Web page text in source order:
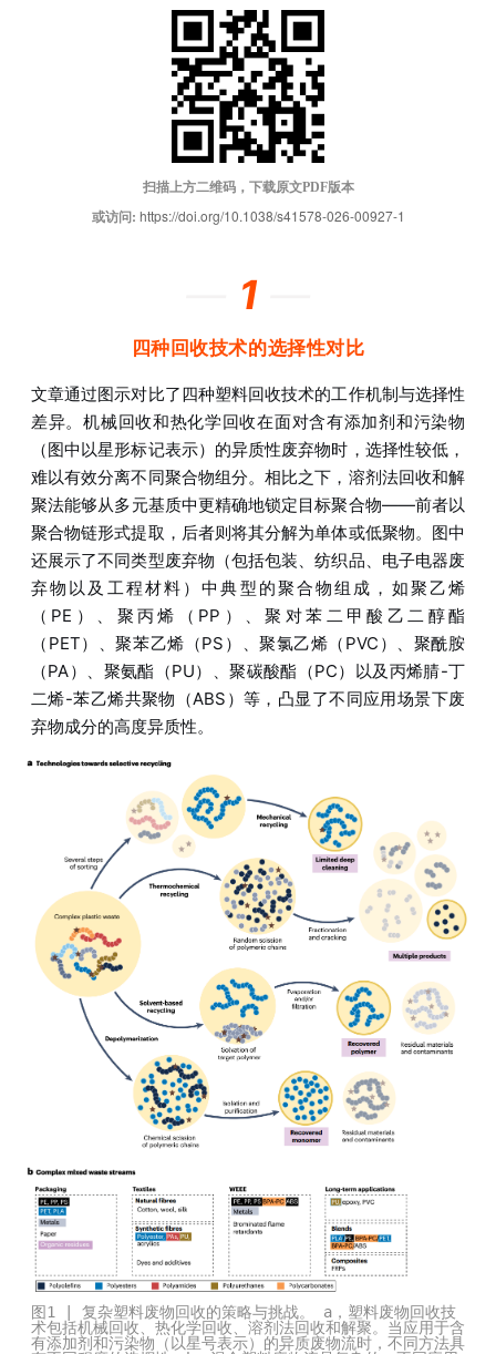
扫描上方二维码，下载原文PDF版本
或访问: https://doi.org/10.1038/s41578-026-00927-1
1
四种回收技术的选择性对比
文章通过图示对比了四种塑料回收技术的工作机制与选择性
差异。机械回收和热化学回收在面对含有添加剂和污染物
（图中以星形标记表示）的异质性废弃物时，选择性较低，
难以有效分离不同聚合物组分。相比之下，溶剂法回收和解
聚法能够从多元基质中更精确地锁定目标聚合物——前者以
聚合物链形式提取，后者则将其分解为单体或低聚物。图中
还展示了不同类型废弃物（包括包装、纺织品、电子电器废
弃物以及工程材料）中典型的聚合物组成，如聚乙烯
（PE）、聚丙烯（PP）、聚对苯二甲酸乙二醇酯
（PET）、聚苯乙烯（PS）、聚氯乙烯（PVC）、聚酰胺
（PA）、聚氨酯（PU）、聚碳酸酯（PC）以及丙烯腈-丁
二烯-苯乙烯共聚物（ABS）等，凸显了不同应用场景下废
弃物成分的高度异质性。
图1 | 复杂塑料废物回收的策略与挑战。 a，塑料废物回收技
术包括机械回收、热化学回收、溶剂法回收和解聚。当应用于含
有添加剂和污染物（以星号表示）的异质废物流时，不同方法具